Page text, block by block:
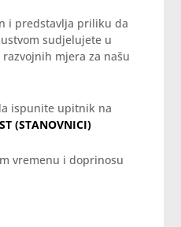
i predstavlja priliku da
sudjelujete u
mjera za našu
ispunite upitnik na
(STANOVNICI)
vremenu i doprinosu